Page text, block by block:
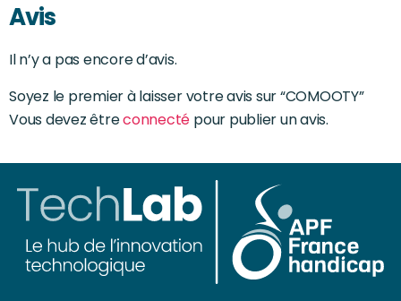
Avis
Il n’y a pas encore d’avis.
Soyez le premier à laisser votre avis sur “COMOOTY”
Vous devez êtreconnecté pour publier un avis.